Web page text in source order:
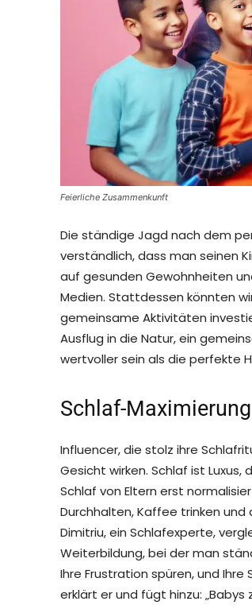
Feierliche Zusammenkunft
Die ständige Jagd nach dem
verständlich, dass man seinen
auf gesunden Gewohnheiten
Medien. Stattdessen könnten
gemeinsame Aktivitäten
Ausflug in die Natur, ein
wertvoller sein als die perfekte
Schlaf-
Influencer, die stolz ihre
Gesicht wirken. Schlaf ist Luxus,
Schlaf von Eltern erst
Durchhalten, Kaffee trinken und
Dimitriu, ein Schlafexperte,
Weiterbildung, bei der man
Ihre Frustration spüren, und
erklärt er und fügt hinzu: